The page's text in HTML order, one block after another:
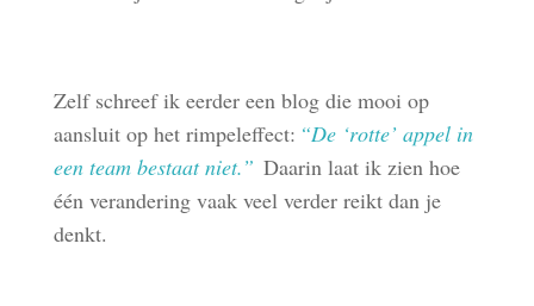
Zelf schreef ik eerder een blog die mooi op
aansluit op het rimpeleffect: “De ‘rotte’ appel in
een team bestaat niet.” Daarin laat ik zien hoe
één verandering vaak veel verder reikt dan je
denkt.